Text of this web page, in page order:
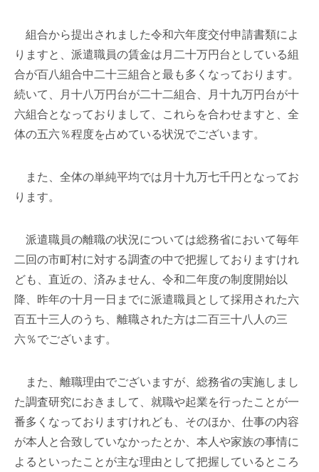
組合から提出されました令和六年度交付申請書類によ
りますと、派遣職員の賃金は月二十万円台としている組
合が百八組合中二十三組合と最も多くなっております。
続いて、月十八万円台が二十二組合、月十九万円台が十
六組合となっておりまして、これらを合わせますと、全
体の五六％程度を占めている状況でございます。
また、全体の単純平均では月十九万七千円となってお
ります。
派遣職員の離職の状況については総務省において毎年
二回の市町村に対する調査の中で把握しておりますけれ
ども、直近の、済みません、令和二年度の制度開始以
降、昨年の十月一日までに派遣職員として採用された六
百五十三人のうち、離職された方は二百三十八人の三
六％でございます。
また、離職理由でございますが、総務省の実施しまし
た調査研究におきまして、就職や起業を行ったことが一
番多くなっておりますけれども、そのほか、仕事の内容
が本人と合致していなかったとか、本人や家族の事情に
よるといったことが主な理由として把握しているところ